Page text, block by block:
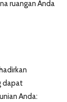
ruangan Anda
dapat
Anda: